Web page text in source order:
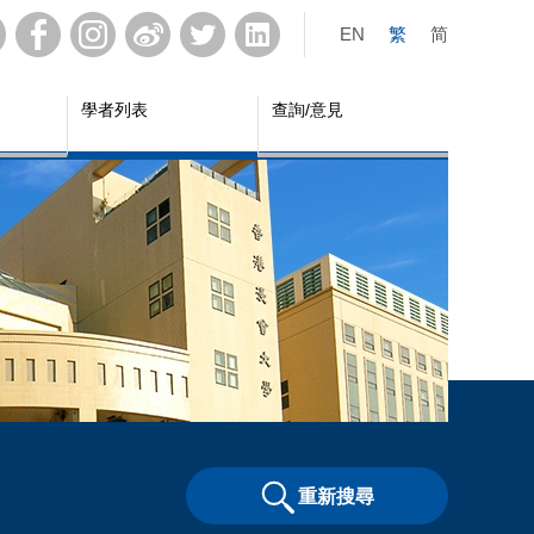
EN 繁 简
學者列表 查詢/意見
重新搜尋